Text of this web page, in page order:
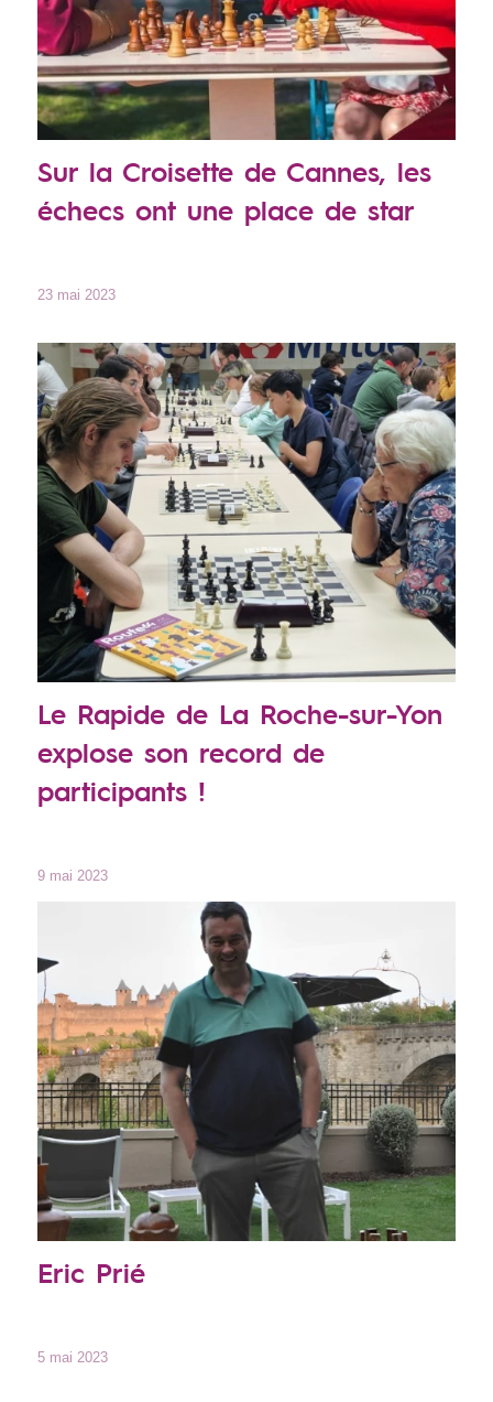
Sur la Croisette de Cannes, les
échecs ont une place de star
23 mai 2023
Le Rapide de La Roche-sur-Yon
explose son record de
participants !
9 mai 2023
Eric Prié
5 mai 2023